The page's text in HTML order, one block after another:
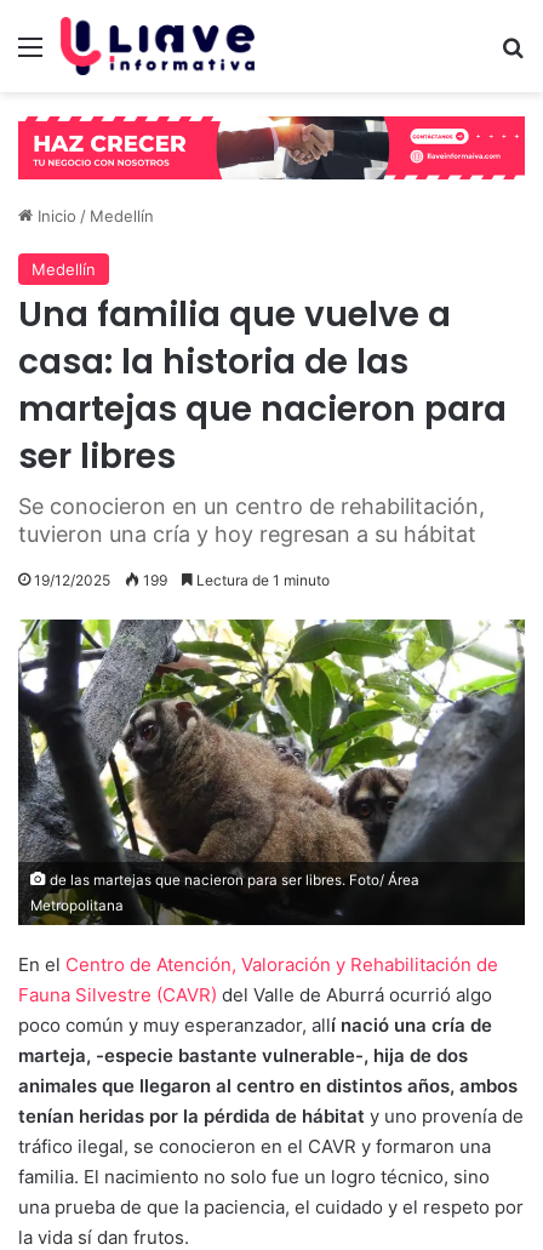
Menú
Inicio / Medellín
Medellín
Una familia que vuelve a
casa: la historia de las
martejas que nacieron para
ser libres
Se conocieron en un centro de rehabilitación,
tuvieron una cría y hoy regresan a su hábitat
19/12/2025 199 Lectura de 1 minuto
de las martejas que nacieron para ser libres. Foto/ Área
Metropolitana
En el Centro de Atención, Valoración y Rehabilitación de
Fauna Silvestre (CAVR) del Valle de Aburrá ocurrió algo
poco común y muy esperanzador, allí nació una cría de
marteja, -especie bastante vulnerable-, hija de dos
animales que llegaron al centro en distintos años, ambos
tenían heridas por la pérdida de hábitat y uno provenía de
tráfico ilegal, se conocieron en el CAVR y formaron una
familia. El nacimiento no solo fue un logro técnico, sino
una prueba de que la paciencia, el cuidado y el respeto por
la vida sí dan frutos.